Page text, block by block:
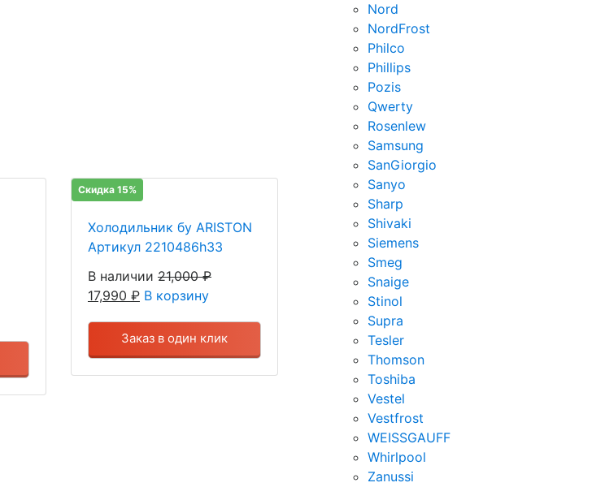
Скидка 15%
Холодильник бу ARISTON
Артикул 2210486h33
В наличии 21,000₽
17,990 ₽ В корзину
Заказ в один клик
Nord
NordFrost
Philco
Phillips
Pozis
Qwerty
Rosenlew
Samsung
SanGiorgio
Sanyo
Sharp
Shivaki
Siemens
Smeg
Snaige
Stinol
Supra
Tesler
Thomson
Toshiba
Vestel
Vestfrost
WEISSGAUFF
Whirlpool
Zanussi